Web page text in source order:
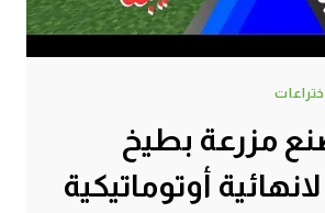
مزرعة بطيخ
أوتوماتيكية